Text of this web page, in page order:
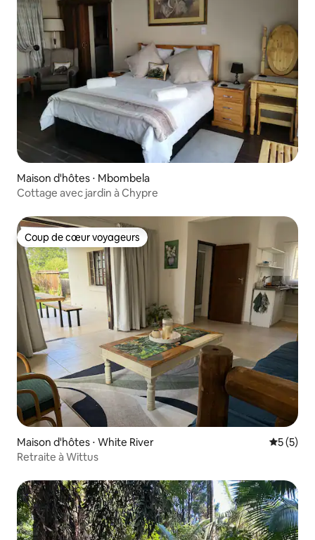
Maison d'hôtes ⋅ Mbombela
Cottage avec jardin à Chypre
Coup de cœur voyageurs
Coup de cœur voyageurs
Maison d'hôtes ⋅ White River
5 (5)
Retraite à Wittus